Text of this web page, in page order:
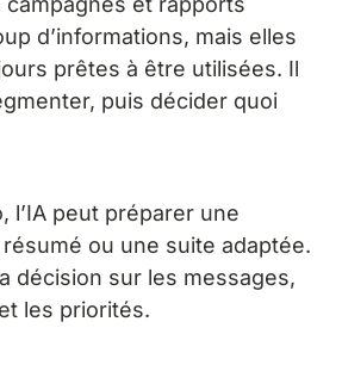
d’informations, mais elles
prêtes à être utilisées. Il
puis décider quoi
l’IA peut préparer une
ou une suite adaptée.
décision sur les messages,
les priorités.